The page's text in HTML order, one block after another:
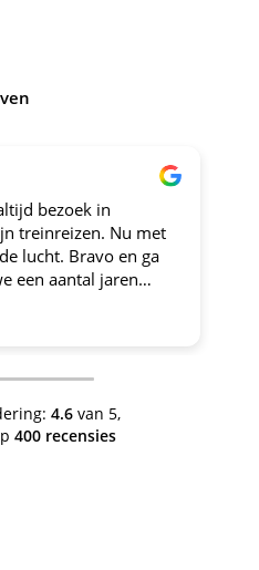
in
Nu met
Bravo en ga
aantal jaren
site om je te
4.6van 5,
400 recensies